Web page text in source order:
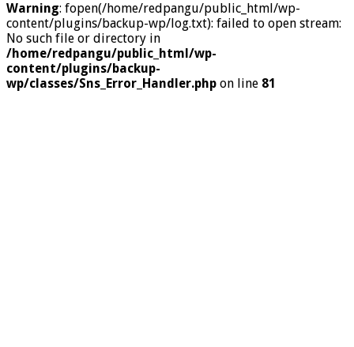
Warning: fopen(/home/redpangu/public_html/wp-
content/plugins/backup-wp/log.txt): failed to open stream:
No such file or directory in
/home/redpangu/public_html/wp-
content/plugins/backup-
wp/classes/Sns_Error_Handler.php on line 81